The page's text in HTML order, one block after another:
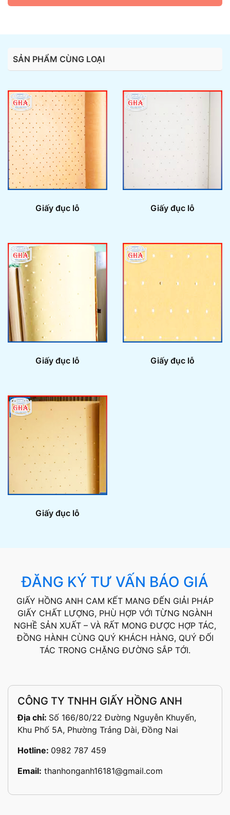
SẢN PHẨM CÙNG LOẠI
Giấy đục lỗ Giấy đục lỗ
Giấy đục lỗ Giấy đục lỗ
Giấy đục lỗ
ĐĂNG KÝ TƯ VẤN BÁO GIÁ
GIẤY HỒNG ANH CAM KẾT MANG ĐẾN GIẢI PHÁP
GIẤY CHẤT LƯỢNG, PHÙ HỢP VỚI TỪNG NGÀNH
NGHỀ SẢN XUẤT – VÀ RẤT MONG ĐƯỢC HỢP TÁC,
ĐỒNG HÀNH CÙNG QUÝ KHÁCH HÀNG, QUÝ ĐỐI
TÁC TRONG CHẶNG ĐƯỜNG SẮP TỚI.
CÔNG TY TNHH GIẤY HỒNG ANH
Địa chỉ: Số 166/80/22 Đường Nguyễn Khuyến,
Khu Phố 5A, Phường Trảng Dài, Đồng Nai
Hotline: 0982 787 459
Email: thanhonganh16181@gmail.com